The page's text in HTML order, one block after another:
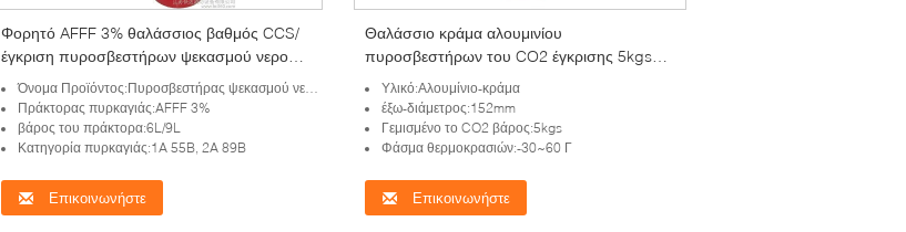
Φορητό AFFF 3% θαλάσσιος βαθμός CCS/
έγκριση πυροσβεστήρων ψεκασμού νερού
MEDΌνομα Προϊόντος:Πυροσβεστήρας ψεκασμού νερού
Πράκτορας πυρκαγιάς:AFFF 3%
βάρος του πράκτορα:6L/9L
Κατηγορία πυρκαγιάς:1A 55B, 2A 89B
Επικοινωνήστε
Θαλάσσιο κράμα αλουμινίου
πυροσβεστήρων του CO2 έγκρισης 5kgs
MED
Υλικό:Αλουμίνιο-κράμα
έξω-διάμετρος:152mm
Γεμισμένο το CO2 βάρος:5kgs
Φάσμα θερμοκρασιών:-30~60 Γ
Επικοινωνήστε